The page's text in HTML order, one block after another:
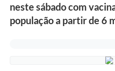
Nossa Cidade
Notícias
neste sábado com
população a partir de 6